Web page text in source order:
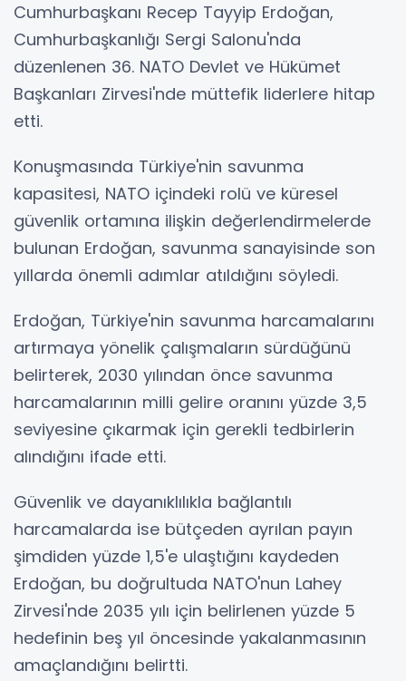
Cumhurbaşkanı Recep Tayyip Erdoğan,
Cumhurbaşkanlığı Sergi Salonu'nda
düzenlenen 36. NATO Devlet ve Hükümet
Başkanları Zirvesi'nde müttefik liderlere hitap
etti.
Konuşmasında Türkiye'nin savunma
kapasitesi, NATO içindeki rolü ve küresel
güvenlik ortamına ilişkin değerlendirmelerde
bulunan Erdoğan, savunma sanayisinde son
yıllarda önemli adımlar atıldığını söyledi.
Erdoğan, Türkiye'nin savunma harcamalarını
artırmaya yönelik çalışmaların sürdüğünü
belirterek, 2030 yılından önce savunma
harcamalarının milli gelire oranını yüzde 3,5
seviyesine çıkarmak için gerekli tedbirlerin
alındığını ifade etti.
Güvenlik ve dayanıklılıkla bağlantılı
harcamalarda ise bütçeden ayrılan payın
şimdiden yüzde 1,5'e ulaştığını kaydeden
Erdoğan, bu doğrultuda NATO'nun Lahey
Zirvesi'nde 2035 yılı için belirlenen yüzde 5
hedefinin beş yıl öncesinde yakalanmasının
amaçlandığını belirtti.